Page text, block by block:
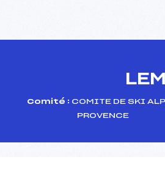
Comité : COMITE DE SKI
PROVENCE